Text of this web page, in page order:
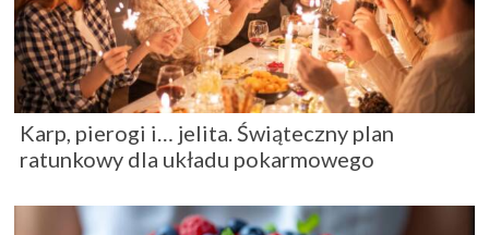
Karp, pierogi i… jelita. Świąteczny plan
ratunkowy dla układu pokarmowego